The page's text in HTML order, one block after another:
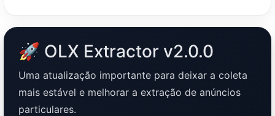
🚀 OLX Extractor v2.0.0
Uma atualização importante para deixar a coleta
mais estável e melhorar a extração de anúncios
particulares.